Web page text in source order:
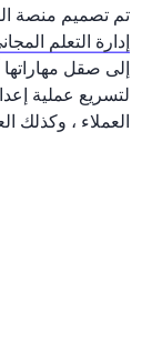
تم تصميم منصة
إدارة التعلم
إلى صقل مهاراتها
لتسريع عملية
العملاء ، وكذلك